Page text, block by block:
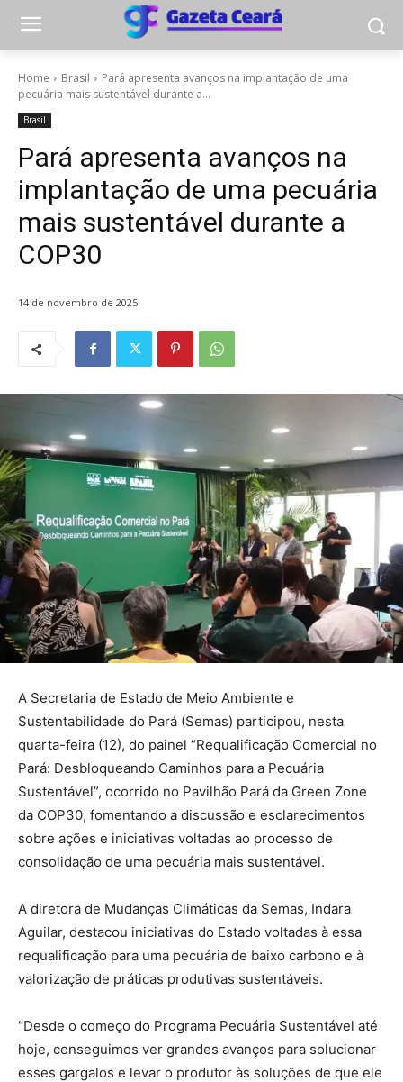
Home Brasil
Pará apresenta avanços na implantação de uma
pecuária mais sustentável durante a...
Brasil
Pará apresenta avanços na
implantação de uma pecuária
mais sustentável durante a
COP30
14 de novembro de 2025
A Secretaria de Estado de Meio Ambiente e
Sustentabilidade do Pará (Semas) participou, nesta
quarta-feira (12), do painel “Requalificação Comercial no
Pará: Desbloqueando Caminhos para a Pecuária
Sustentável”, ocorrido no Pavilhão Pará da Green Zone
da COP30, fomentando a discussão e esclarecimentos
sobre ações e iniciativas voltadas ao processo de
consolidação de uma pecuária mais sustentável.
A diretora de Mudanças Climáticas da Semas, Indara
Aguilar, destacou iniciativas do Estado voltadas à essa
requalificação para uma pecuária de baixo carbono e à
valorização de práticas produtivas sustentáveis.
“Desde o começo do Programa Pecuária Sustentável até
hoje, conseguimos ver grandes avanços para solucionar
esses gargalos e levar o produtor às soluções de que ele